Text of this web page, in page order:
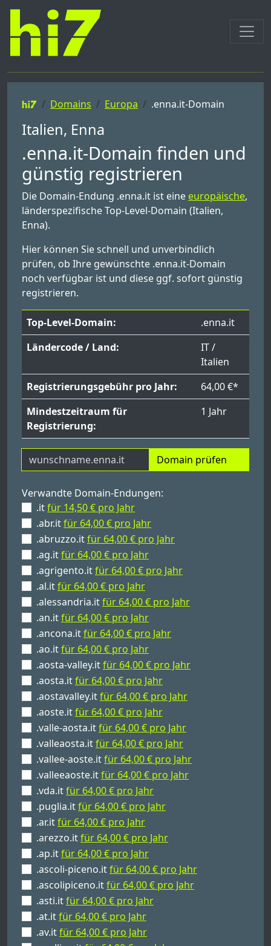
Domains Europa .enna.it-Domain
Italien, Enna
.enna.it-Domain finden und
günstig registrieren
Die Domain-Endung .enna.it ist eine europäische,
länderspezifische Top-Level-Domain (Italien,
Enna).
Hier können Sie schnell und unverbindlich
prüfen, ob Ihre gewünschte .enna.it-Domain
noch verfügbar ist und diese ggf. sofort günstig
registrieren.
Top-Level-Domain:
.enna.it
Ländercode / Land:
IT /
Italien
Registrierungsgebühr pro Jahr:
64,00 €*
Mindestzeitraum für
Registrierung:
1 Jahr
Domain prüfen
Verwandte Domain-Endungen:
.itfür 14,50 € pro Jahr
.abr.itfür 64,00 € pro Jahr
.abruzzo.itfür 64,00 € pro Jahr
.ag.itfür 64,00 € pro Jahr
.agrigento.itfür 64,00 € pro Jahr
.al.itfür 64,00 € pro Jahr
.alessandria.itfür 64,00 € pro Jahr
.an.itfür 64,00 € pro Jahr
.ancona.itfür 64,00 € pro Jahr
.ao.itfür 64,00 € pro Jahr
.aosta-valley.itfür 64,00 € pro Jahr
.aosta.itfür 64,00 € pro Jahr
.aostavalley.itfür 64,00 € pro Jahr
.aoste.itfür 64,00 € pro Jahr
.valle-aosta.itfür 64,00 € pro Jahr
.valleaosta.itfür 64,00 € pro Jahr
.vallee-aoste.itfür 64,00 € pro Jahr
.valleeaoste.itfür 64,00 € pro Jahr
.vda.itfür 64,00 € pro Jahr
.puglia.itfür 64,00 € pro Jahr
.ar.itfür 64,00 € pro Jahr
.arezzo.itfür 64,00 € pro Jahr
.ap.itfür 64,00 € pro Jahr
.ascoli-piceno.itfür 64,00 € pro Jahr
.ascolipiceno.itfür 64,00 € pro Jahr
.asti.itfür 64,00 € pro Jahr
.at.itfür 64,00 € pro Jahr
.av.itfür 64,00 € pro Jahr